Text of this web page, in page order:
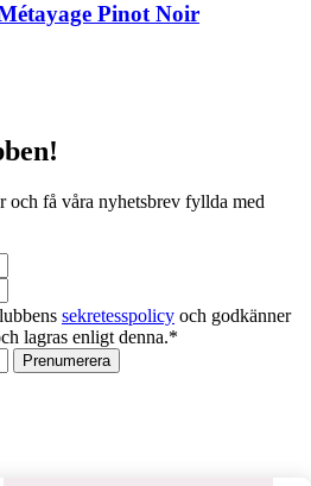
Pinot Noir
och få våra nyhetsbrev fyllda med
sekretesspolicy och godkänner
lagras enligt denna.*
Prenumerera